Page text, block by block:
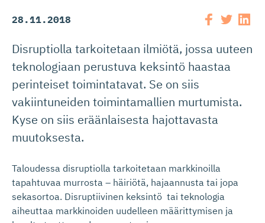
28.11.2018
Disruptiolla tarkoitetaan ilmiötä, jossa uuteen
teknologiaan perustuva keksintö haastaa
perinteiset toimintatavat. Se on siis
vakiintuneiden toimintamallien murtumista.
Kyse on siis eräänlaisesta hajottavasta
muutoksesta.
Taloudessa disruptiolla tarkoitetaan markkinoilla
tapahtuvaa murrosta – häiriötä, hajaannusta tai jopa
sekasortoa. Disruptiivinen keksintö tai teknologia
aiheuttaa markkinoiden uudelleen määrittymisen ja